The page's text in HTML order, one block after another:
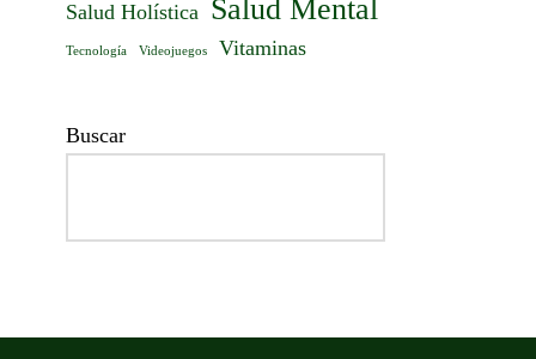
Salud Holística Salud Mental
Tecnología Videojuegos Vitaminas
Buscar